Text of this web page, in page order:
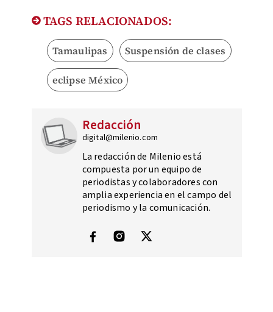
TAGS RELACIONADOS:
Tamaulipas Suspensión de clases
eclipse México
Redacción
digital@milenio.com
La redacción de Milenio está
compuesta por un equipo de
periodistas y colaboradores con
amplia experiencia en el campo del
periodismo y la comunicación.